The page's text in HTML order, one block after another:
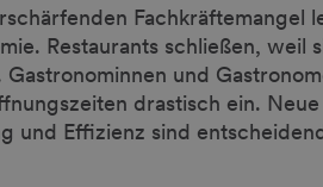
Fachkräftemangel
Restaurants schließen, weil
und
drastisch ein.
und Effizienz sind